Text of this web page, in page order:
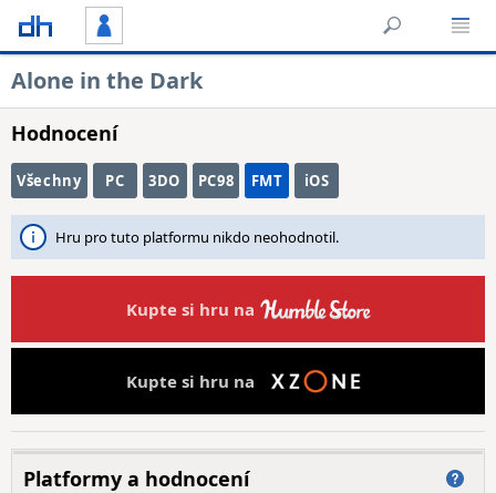
Alone in the Dark
Hodnocení
Všechny PC 3DO PC98 FMT iOS
Hru pro tuto platformu nikdo neohodnotil.
Kupte si hru na
Kupte si hru na
Platformy a hodnocení